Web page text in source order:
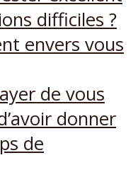
difficiles ?
envers vous
de vous
donner
de